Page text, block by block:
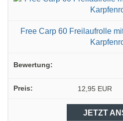
Free Carp 60 Freilaufrolle
12,95 EUR
JETZT